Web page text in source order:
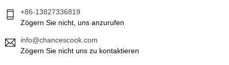
+86-13827336819
Zögern Sie nicht, uns anzurufen
info@chancescook.com
Zögern Sie nicht uns zu kontaktieren